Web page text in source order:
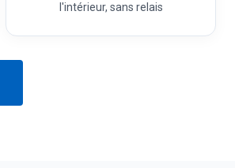
l'intérieur, sans relais